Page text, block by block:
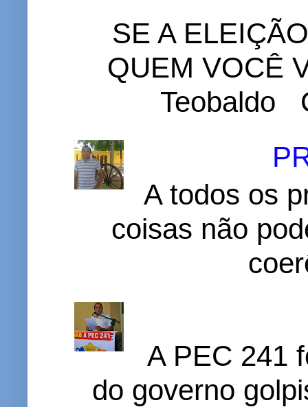
SE A
QUEM VOCÊ
Teobaldo
A todos os
coisas não
A PEC 241
do governo